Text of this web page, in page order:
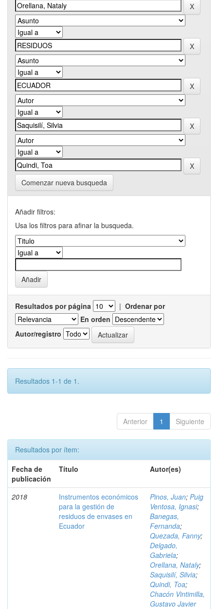
Comenzar nueva busqueda
Añadir filtros:
Usa los filtros para afinar la busqueda.
Resultados por página | Ordenar por
En orden
Autor/registro
Resultados 1-1 de 1.
Anterior 1 Siguiente
Resultados por ítem:
Fecha de
publicación
Título Autor(es)
2018
Instrumentos económicos
para la gestión de
residuos de envases en
Ecuador
Pinos, Juan; Puig
Ventosa, Ignasi;
Banegas,
Fernanda;
Quezada, Fanny;
Delgado,
Gabriela;
Orellana, Nataly;
Saquisilí, Silvia;
Quindi, Toa;
Chacón Vintimilla,
Gustavo Javier